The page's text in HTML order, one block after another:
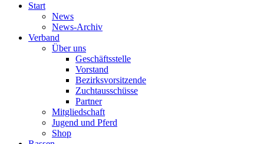
Start
News
News-Archiv
Verband
Über uns
Geschäftsstelle
Vorstand
Bezirksvorsitzende
Zuchtausschüsse
Partner
Mitgliedschaft
Jugend und Pferd
Shop